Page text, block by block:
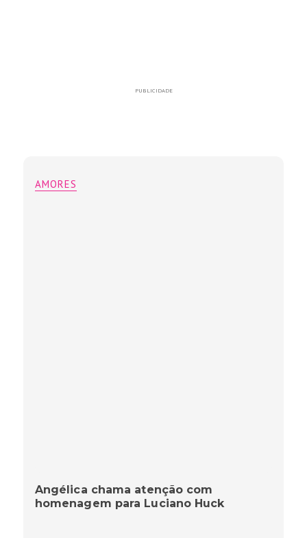
PUBLICIDADE
AMORES
Angélica chama atenção com
homenagem para Luciano Huck